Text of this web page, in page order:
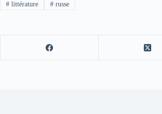
#littérature #russe